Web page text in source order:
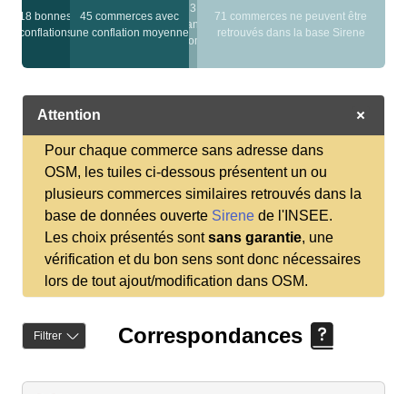
18 bonnes
conflations
45 commerces avec
une conflation moyenne
3
sans
nom
71 commerces ne peuvent être
retrouvés dans la base Sirene
Attention
Pour chaque commerce sans adresse dans
OSM, les tuiles ci-dessous présentent un ou
plusieurs commerces similaires retrouvés dans la
base de données ouverte Sirene de l'INSEE.
Les choix présentés sontsans garantie, une
vérification et du bon sens sont donc nécessaires
lors de tout ajout/modification dans OSM.
Filtrer Correspondances